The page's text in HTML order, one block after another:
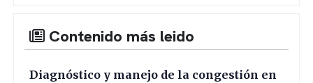
Contenido más leido
Diagnóstico y manejo de la congestión en